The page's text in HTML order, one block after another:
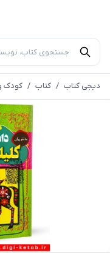
دیجی کتاب / کتاب / کودک